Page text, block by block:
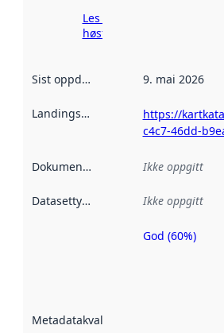
Les mer om
høsting her
Sist oppdatert 9. mai 2026
Landingsside
https://
c4c7-46dd-
Dokumentasjon Ikke oppgitt
Datasettype Ikke oppgitt
Metadatakvalitet
Metadatakvalitet
God (60%)